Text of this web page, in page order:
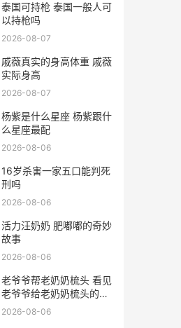
泰国可持枪 泰国一般人可
以持枪吗
2026-08-07
戚薇真实的身高体重 戚薇
实际身高
2026-08-07
杨紫是什么星座 杨紫跟什
么星座最配
2026-08-06
16岁杀害一家五口能判死
刑吗
2026-08-06
活力汪奶奶 肥嘟嘟的奇妙
故事
2026-08-06
老爷爷帮老奶奶梳头 看见
老爷爷给老奶奶梳头的祝
福语
2026-08-06